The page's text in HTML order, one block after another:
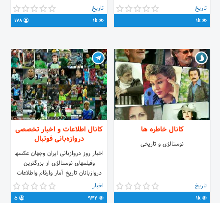
تاریخ
1k
به شما نمایش میدهیم. نوستالژی. .
تاریخی.
joinchat/AAAAAFJe6iVmwb4W6t-
تاریخ
1k
کانال خاطره ها
نوستالژی و تاریخی
تاریخ
1k
کانال اطلاعات و اخبار تخصصی
دروازه‌بانی فوتبال
اخبار روز دروازبانی ایران وجهان عکسها
وفیلمهای نوستالژی از بزرگترین
دروازبانان تاریخ آمار وارقام واطلاعات
درباره بزرگترین دروازبانان دنیا ارتباط با
ادمین: @GoalkeepersCoach
اخبار